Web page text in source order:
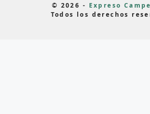
© 2026 - Expreso
Todos los derechos